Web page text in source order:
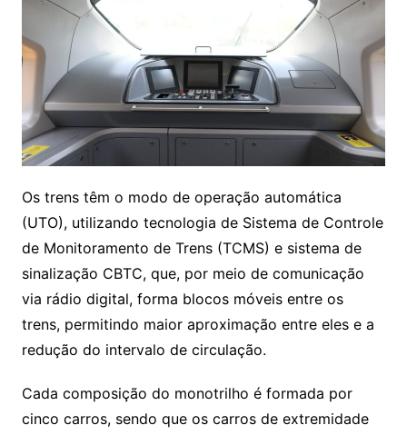
Os trens têm o modo de operação automática
(UTO), utilizando tecnologia de Sistema de Controle
de Monitoramento de Trens (TCMS) e sistema de
sinalização CBTC, que, por meio de comunicação
via rádio digital, forma blocos móveis entre os
trens, permitindo maior aproximação entre eles e a
redução do intervalo de circulação.
Cada composição do monotrilho é formada por
cinco carros, sendo que os carros de extremidade